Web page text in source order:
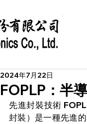
FOPLP：半
2024年7月22日
先進封裝技術
封裝）是一種先進